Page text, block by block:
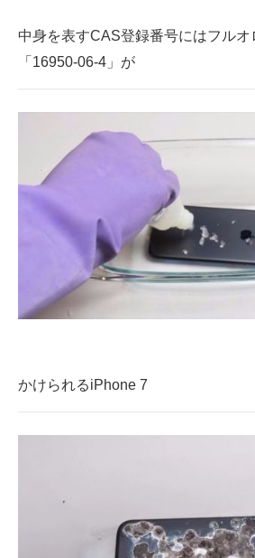
中身を表すCAS登録番号にはフル
「16950-06-4」が
かけられるiPhone 7